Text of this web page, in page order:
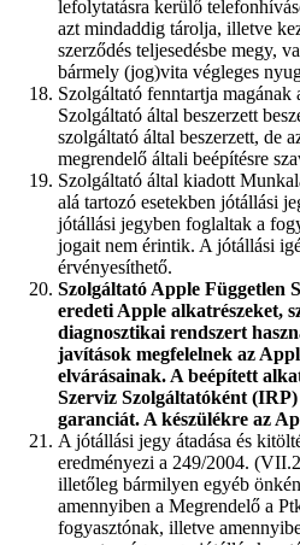
lefolytatásra kerülő
azt mindaddig tárolja, illetve
szerződés teljesedésbe megy,
bármely (jog)vita végleges
Szolgáltató fenntartja magának
Szolgáltató által beszerzett
szolgáltató által beszerzett, de
megrendelő általi beépítésre
Szolgáltató által kiadott
alá tartozó esetekben jótállási
jótállási jegyben foglaltak a
jogait nem érintik. A jótállási
érvényesíthető.
Szolgáltató Apple Független
eredeti Apple alkatrészeket,
diagnosztikai rendszert
javítások megfelelnek az
elvárásainak. A beépített
Szerviz Szolgáltatóként
garanciát. A készülékre az
A jótállási jegy átadása és
eredményezi a 249/2004.
illetőleg bármilyen egyéb
amennyiben a Megrendelő a
fogyasztónak, illetve